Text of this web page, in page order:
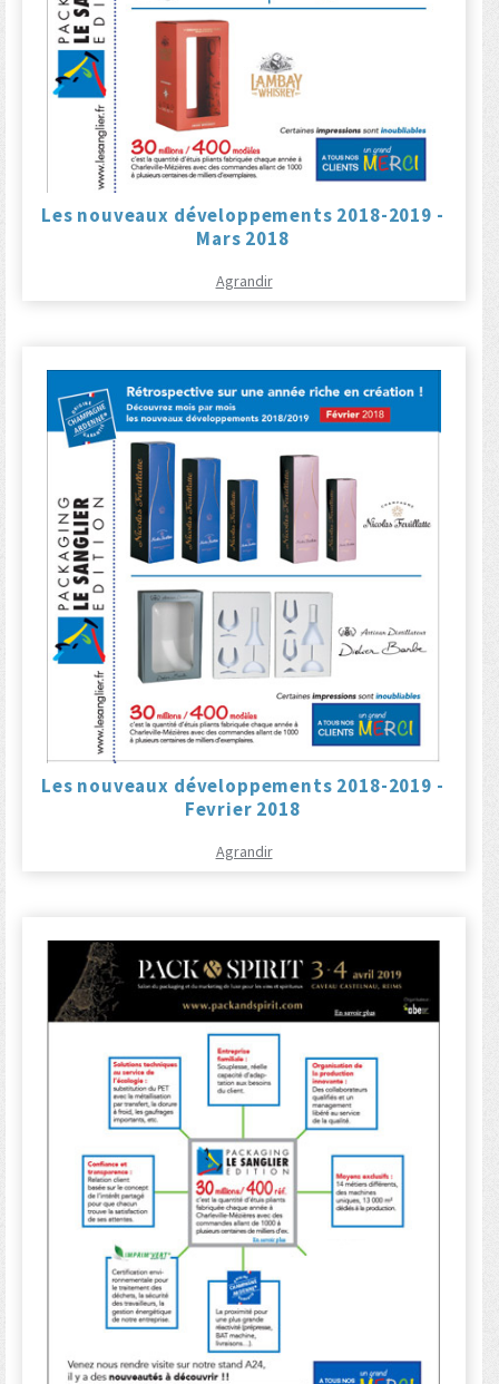
Les nouveaux développements 2018-2019 -
Mars 2018
Agrandir
Les nouveaux développements 2018-2019 -
Fevrier 2018
Agrandir